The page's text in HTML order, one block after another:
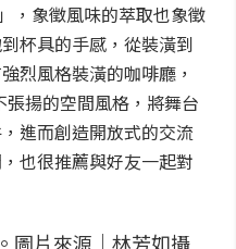
，象徵風味的萃取也象徵
杯具的手感，從裝潢到
烈風格裝潢的咖啡廳，
揚的空間風格，將舞台
進而創造開放式的交流
也很推薦與好友一起對